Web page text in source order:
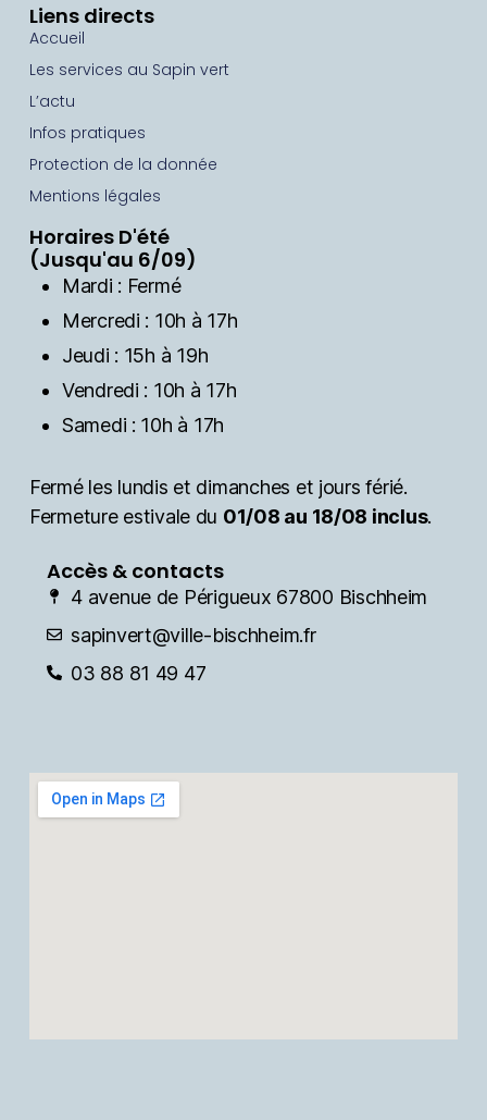
Liens directs
Accueil
Les services au Sapin vert
L’actu
Infos pratiques
Protection de la donnée
Mentions légales
Horaires D'été
(Jusqu'au 6/09)
Mardi : Fermé
Mercredi : 10h à 17h
Jeudi : 15h à 19h
Vendredi : 10h à 17h
Samedi : 10h à 17h
Fermé les lundis et dimanches et jours férié.
Fermeture estivale du 01/08 au 18/08 inclus.
Accès & contacts
4 avenue de Périgueux 67800 Bischheim
sapinvert@ville-bischheim.fr
03 88 81 49 47